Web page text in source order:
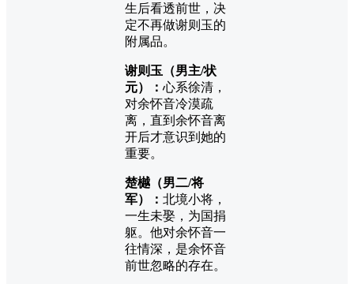
生后看透前世，决
定不再做谢则玉的
附属品。
谢则玉（男主/状
元）： 心系徐清，
对余怀音冷漠疏
离，直到余怀音离
开后才意识到她的
重要。
楚樾（男二/将
军）： 北境小将，
一生未娶，为国捐
躯。他对余怀音一
往情深，是余怀音
前世忽略的存在。